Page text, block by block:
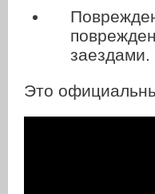
заездами.
Это